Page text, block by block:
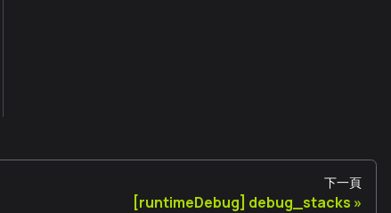
下一頁
[runtimeDebug] debug_stacks